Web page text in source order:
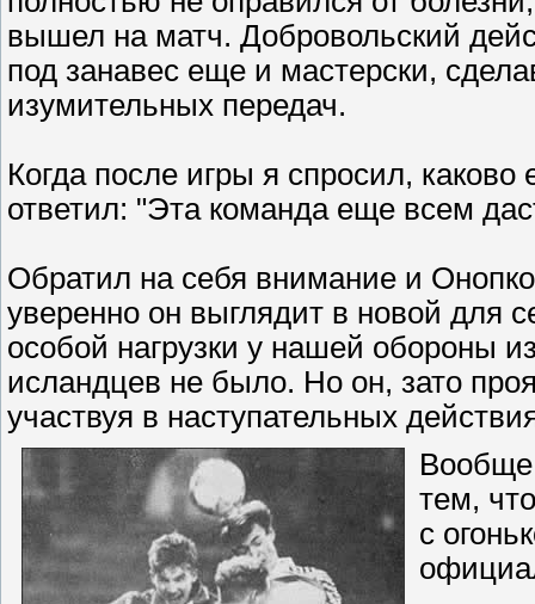
вышел на матч. Добровольский
под занавес еще и мастерски,
изумительных передач.
Когда после игры я спросил,
ответил: "Эта команда еще всем
Обратил на себя внимание и
уверенно он выглядит в новой для
особой нагрузки у нашей обороны
исландцев не было. Но он, зато
участвуя в наступательных
тем,
с